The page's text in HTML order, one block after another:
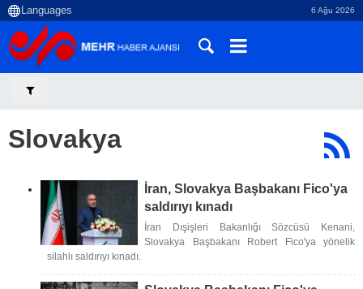
6 Ağu 2026
Slovakya
İran, Slovakya Başbakanı Fico'ya
saldırıyı kınadı
İran Dışişleri Bakanlığı Sözcüsü Kenani,
Slovakya Başbakanı Robert Fico'ya yönelik
silahlı saldırıyı kınadı.